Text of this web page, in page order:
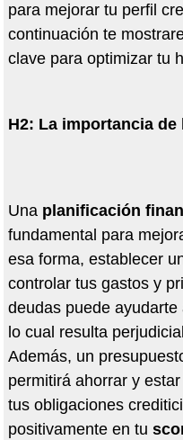
para mejorar tu perfil
continuación te
clave para optimizar tu
H2: La importancia
Una planificación
fundamental para
esa forma, establecer
controlar tus gastos y
deudas puede
lo cual resulta
Además, un
permitirá ahorrar y
tus obligaciones
positivamente en tu